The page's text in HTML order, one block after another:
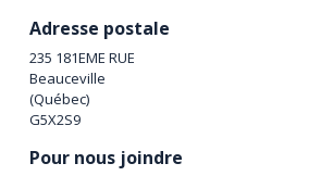
Adresse postale
235 181EME RUE
Beauceville
(Québec)
G5X2S9
Pour nous joindre